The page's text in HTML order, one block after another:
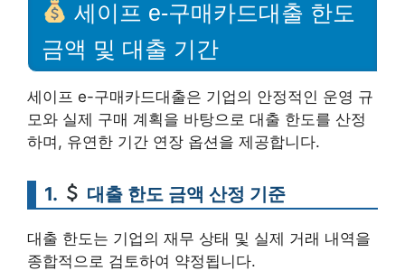
세이프 e-구매카드대출 한도
금액 및 대출 기간
세이프 e-구매카드대출은 기업의 안정적인 운영 규
모와 실제 구매 계획을 바탕으로 대출 한도를 산정
하며, 유연한 기간 연장 옵션을 제공합니다.
1. 대출 한도 금액 산정 기준
대출 한도는 기업의 재무 상태 및 실제 거래 내역을
종합적으로 검토하여 약정됩니다.